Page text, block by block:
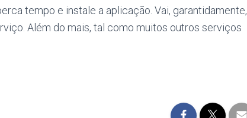
tempo e instale a aplicação. Vai, garantidamente,
Além do mais, tal como muitos outros serviços